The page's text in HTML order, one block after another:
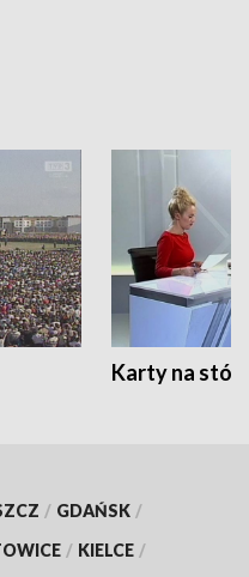
Karty na
/ GDAŃSK /
/ KIELCE /